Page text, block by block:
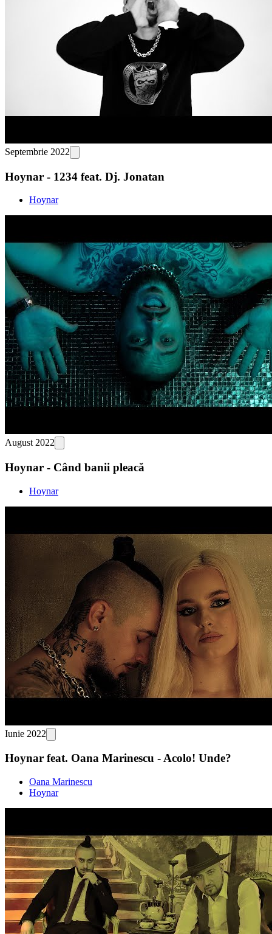
Septembrie 2022
Hoynar - 1234 feat. Dj. Jonatan
Hoynar
August 2022
Hoynar - Când banii pleacă
Hoynar
Iunie 2022
Hoynar feat. Oana Marinescu - Acolo! Unde?
Oana Marinescu
Hoynar